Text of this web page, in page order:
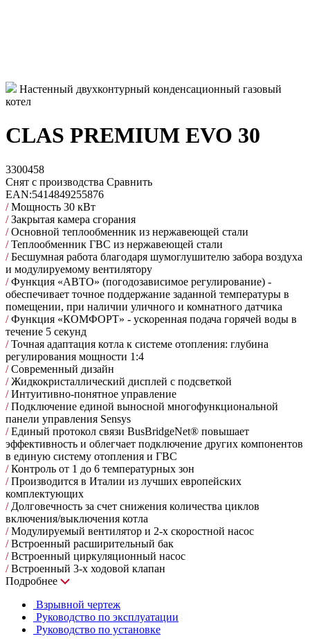
Настенный двухконтурный конденсационный газовый
котел
CLAS PREMIUM EVO 30
3300458
Снят с производства Сравнить
EAN:5414849255876
/Мощность 30 кВт
/Закрытая камера сгорания
/Основной теплообменник из нержавеющей стали
/Теплообменник ГВС из нержавеющей стали
/Бесшумная работа благодаря шумоглушителю забора воздуха
и модулируемому вентилятору
/Функция «АВТО» (погодозависимое регулирование) -
обеспечивает точное поддержание заданной температуры в
помещении, при наличии уличного и комнатного датчика
/Функция «КОМФОРТ» - ускоренная подача горячей воды в
течение 5 секунд
/Точная адаптация котла к системе отопления: глубина
регулирования мощности 1:4
/Современный дизайн
/Жидкокристаллический дисплей с подсветкой
/Интуитивно-понятное управление
/Подключение единой выносной многофункциональной
панели управления Sensys
/Единый протокол связи BusBridgeNet® повышает
эффективность и облегчает подключение других компонентов
в единую систему отопления и ГВС
/Контроль от 1 до 6 температурных зон
/Производится в Италии из лучших европейских
комплектующих
/Долговечность за счет снижения количества циклов
включения/выключения котла
/Модулируемый вентилятор и 2-х скоростной насос
/Встроенный расширительный бак
/Встроенный циркуляционный насос
/Встроенный 3-х ходовой клапан
Подробнее
Взрывной чертеж
Руководство по эксплуатации
Руководство по установке